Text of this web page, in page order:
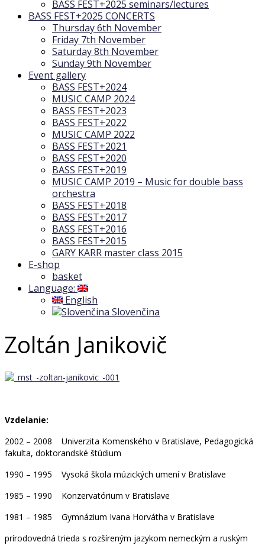
BASS FEST+2025 seminars/lectures
BASS FEST+2025 CONCERTS
Thursday 6th November
Friday 7th November
Saturday 8th November
Sunday 9th November
Event gallery
BASS FEST+2024
MUSIC CAMP 2024
BASS FEST+2023
BASS FEST+2022
MUSIC CAMP 2022
BASS FEST+2021
BASS FEST+2020
BASS FEST+2019
MUSIC CAMP 2019 – Music for double bass
orchestra
BASS FEST+2018
BASS FEST+2017
BASS FEST+2016
BASS FEST+2015
GARY KARR master class 2015
E-shop
basket
Language:
English
Slovenčina
Zoltán Janikovič
Vzdelanie:
2002 – 2008 Univerzita Komenského v Bratislave, Pedagogická
fakulta, doktorandské štúdium
1990 – 1995 Vysoká škola múzických umení v Bratislave
1985 – 1990 Konzervatórium v Bratislave
1981 – 1985 Gymnázium Ivana Horvátha v Bratislave
prírodovedná trieda s rozšíreným jazykom nemeckým a ruským